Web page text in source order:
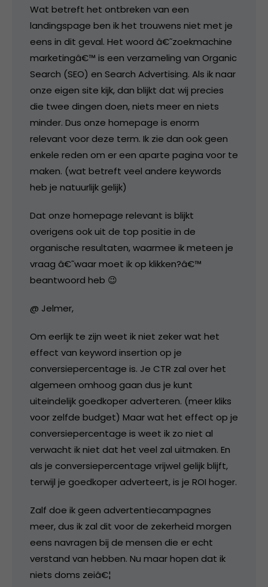
Wat betreft het ontbreken van een
landingspage ben ik het trouwens niet met je
eens in dit geval. Het woord â€˜zoekmachine
marketingâ€™ is een verzameling van Organic
Search (SEO) en Search Advertising. Als ik naar
onze eigen site kijk, dan blijkt dat wij precies
die twee dingen doen, niets meer en niets
minder. Dus onze homepage is enorm
relevant voor deze term. Ik zie dan ook geen
enkele reden om er een aparte pagina voor te
maken. (wat betreft veel andere keywords
heb je natuurlijk gelijk)
Dat onze homepage relevant is blijkt
overigens ook uit de top positie in de
organische resultaten, waarmee ik meteen je
vraag â€˜waar moet ik op klikken?â€™
beantwoord heb 😉
@ Jelmer,
Om eerlijk te zijn weet ik niet zeker wat het
effect van keyword insertion op je
conversiepercentage is. Je CTR zal over het
algemeen omhoog gaan dus je kunt
uiteindelijk goedkoper adverteren. (meer kliks
voor zelfde budget) Maar wat het effect op je
conversiepercentage is weet ik zo niet al
verwacht ik niet dat het veel zal uitmaken. En
als je conversiepercentage vrijwel gelijk blijft,
terwijl je goedkoper adverteert, is je ROI hoger.
Zalf doe ik geen advertentiecampagnes
meer, dus ik zal dit voor de zekerheid morgen
eens navragen bij de mensen die er echt
verstand van hebben. Nu maar hopen dat ik
niets doms zeiâ€¦